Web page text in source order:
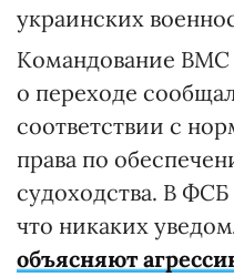
украинских
Командование ВМС
о переходе
соответствии с
права по
судоходства. В
что никаких
объясняют